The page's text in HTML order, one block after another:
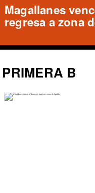
Magallanes
Temuco en
Ascenso
PRIMERA B